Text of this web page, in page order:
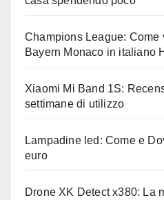
Champions League: Come
Bayern Monaco in italiano
Xiaomi Mi Band 1S:
settimane di utilizzo
Lampadine led: Come e
euro
Drone XK Detect x380: La